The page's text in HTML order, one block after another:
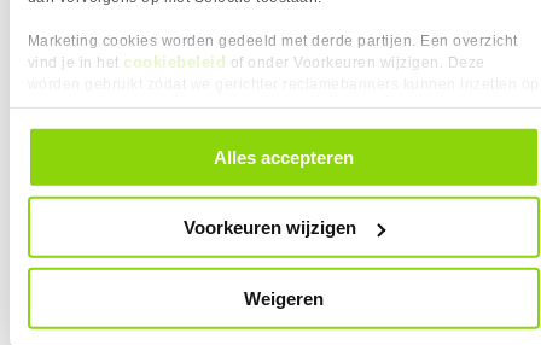
Marketing cookies worden gedeeld met derde partijen. Een overzicht
vind je in het cookiebeleid of onder Voorkeuren wijzigen. Deze
alle cookies. Je kunt je gegeven toestemming altijd intrekken, dit doe je
door in de footer van onze website te klikken op ‘Cookievoorkeuren’
Alles accepteren
Voorkeuren wijzigen
Weigeren
Acer Nitro Radeon RX 9060 XT OC
16GB White Edition Videokaart
4
laatste 90 dagen:449,00
429,-
Aanrader